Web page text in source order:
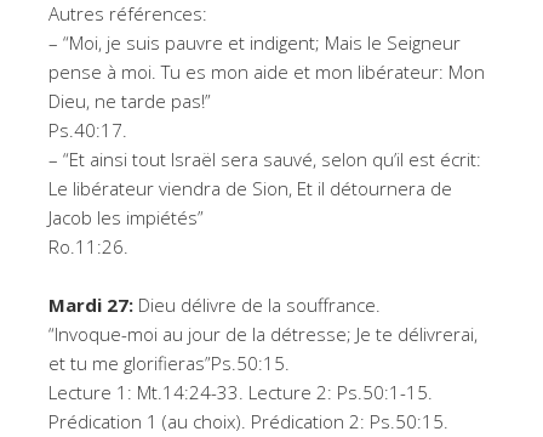
Autres références:
– “Moi, je suis pauvre et indigent; Mais le Seigneur
pense à moi. Tu es mon aide et mon libérateur: Mon
Dieu, ne tarde pas!”
Ps.40:17.
– “Et ainsi tout Israël sera sauvé, selon qu’il est écrit:
Le libérateur viendra de Sion, Et il détournera de
Jacob les impiétés”
Ro.11:26.
Mardi 27: Dieu délivre de la souffrance.
“Invoque-moi au jour de la détresse; Je te délivrerai,
et tu me glorifieras”Ps.50:15.
Lecture 1: Mt.14:24-33. Lecture 2: Ps.50:1-15.
Prédication 1 (au choix). Prédication 2: Ps.50:15.